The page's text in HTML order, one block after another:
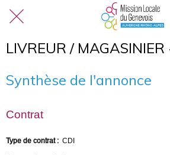
LIVREUR /
Synthèse de l'annonce
Contrat
Type de contrat : CDI